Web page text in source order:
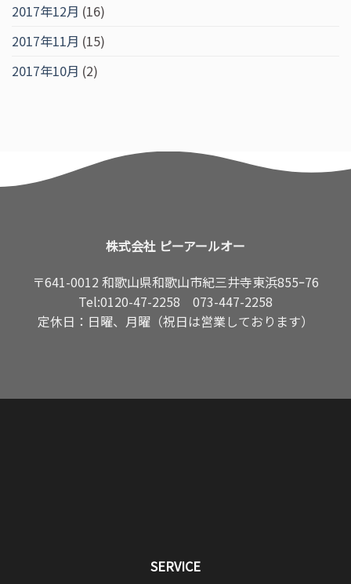
2017年12月 (16)
2017年11月 (15)
2017年10月 (2)
株式会社 ピーアールオー
〒641-0012 和歌山県和歌山市紀三井寺東浜855ｰ76
Tel:0120-47-2258
073-447-2258
定休日：日曜、月曜（祝日は営業しております）
SERVICE